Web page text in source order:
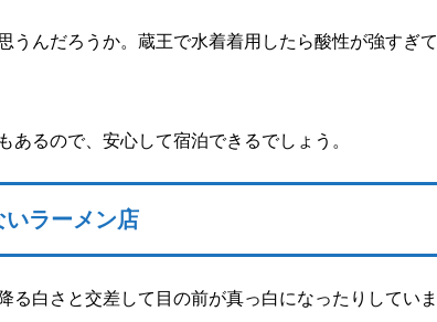
うんだろうか。蔵王で水着着用したら酸性が強すぎて
るので、安心して宿泊できるでしょう。
いラーメン店
白さと交差して目の前が真っ白になったりしていま